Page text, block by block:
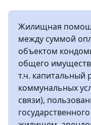
Жилищная
между суммой
объектом
общего
т.ч. капитальный
коммунальных
связи),